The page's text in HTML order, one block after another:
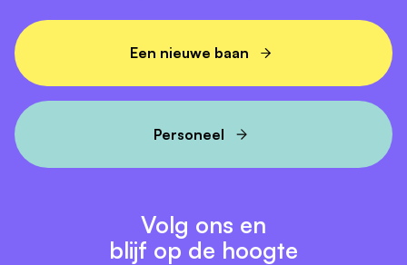
Een nieuwe baan
Personeel
Volg ons en
blijf op de hoogte